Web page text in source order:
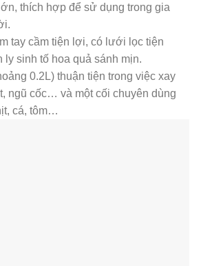
thích hợp để sử dụng trong gia
tay cầm tiện lợi, có lưới lọc tiện
ly sinh tố hoa quả sánh mịn.
0.2L) thuận tiện trong việc xay
ngũ cốc… và một cối chuyên dùng
cá, tôm…